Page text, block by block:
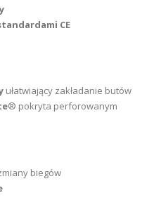
CE
ułatwiający zakładanie butów
® pokryta perforowanym
biegów